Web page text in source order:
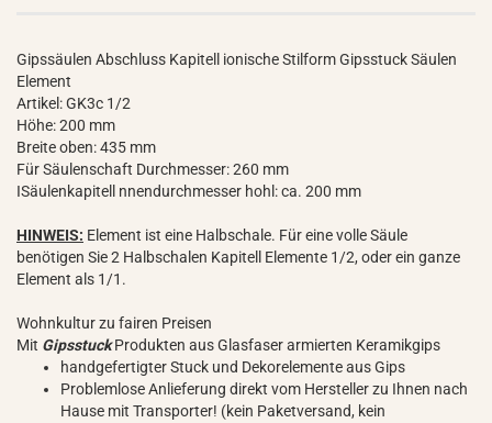
Gipssäulen Abschluss Kapitell ionische Stilform Gipsstuck Säulen
Element
Artikel: GK3c 1/2
Höhe: 200 mm
Breite oben: 435 mm
Für Säulenschaft Durchmesser: 260 mm
ISäulenkapitell nnendurchmesser hohl: ca. 200 mm
HINWEIS: Element ist eine Halbschale. Für eine volle Säule
benötigen Sie 2 Halbschalen Kapitell Elemente 1/2, oder ein ganze
Element als 1/1.
Wohnkultur zu fairen Preisen
Mit GipsstuckProdukten aus Glasfaser armierten Keramikgips
handgefertigter Stuck und Dekorelemente aus Gips
Problemlose Anlieferung direkt vom Hersteller zu Ihnen nach
Hause mit Transporter! (kein Paketversand, kein